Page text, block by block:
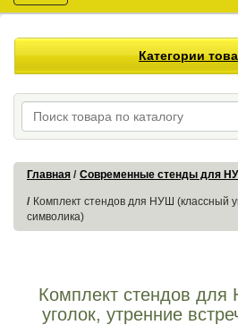
navigation
Категории
Главная Современные стенды для
Комплект стендов для НУШ (классный
символика)
Комплект стендов
уголок, утренние